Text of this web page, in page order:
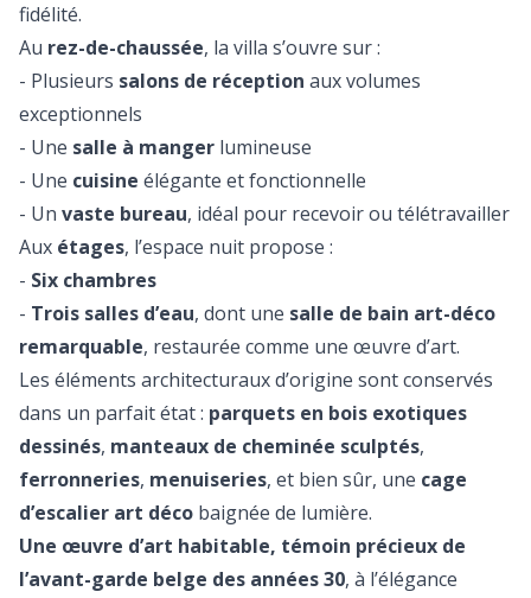
fidélité.
Au rez-de-chaussée, la villa s’ouvre sur :
- Plusieurs salons de réception aux volumes
exceptionnels
- Une salle à manger lumineuse
- Une cuisine élégante et fonctionnelle
- Un vaste bureau, idéal pour recevoir ou télétravailler
Aux étages, l’espace nuit propose :
- Six chambres
- Trois salles d’eau, dont une salle de bain art-déco
remarquable, restaurée comme une œuvre d’art.
Les éléments architecturaux d’origine sont conservés
dans un parfait état : parquets en bois exotiques
dessinés, manteaux de cheminée sculptés,
ferronneries, menuiseries, et bien sûr, une cage
d’escalier art déco baignée de lumière.
Une œuvre d’art habitable, témoin précieux de
l’avant-garde belge des années 30, à l’élégance